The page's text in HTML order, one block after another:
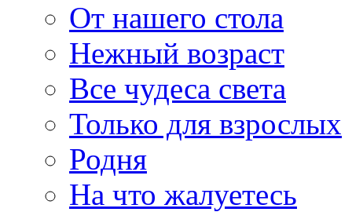
От нашего стола
Нежный возраст
Все чудеса света
Только для взрослых
Родня
На что жалуетесь